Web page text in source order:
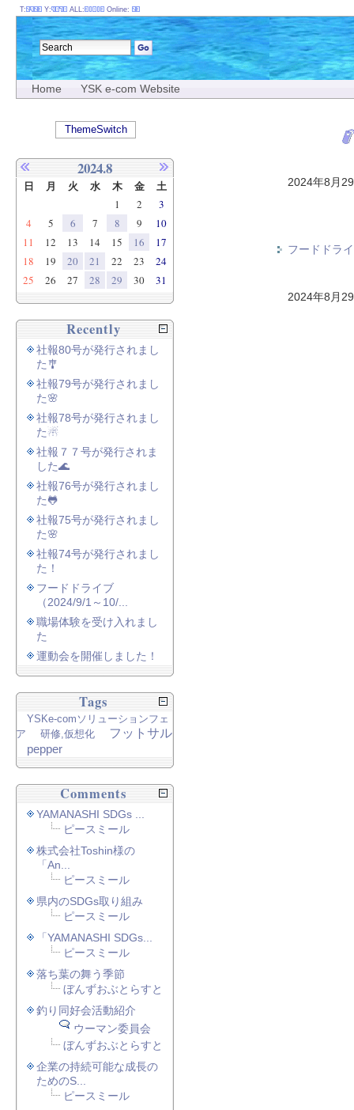
Home YSK e-com Website
2024年8月
フードドラ
2024年8月
T: Y: ALL: Online:
ThemeSwitch
2024.8
日 月 火 水 木 金 土
1 2
3
4
5 6 7 8 9
10
11
12 13 14 15 16
17
18
19 20 21 22 23
24
25
26 27 28 29 30 31
Recently
社報80号が発行されまし
た🎐
社報79号が発行されまし
た🌸
社報78号が発行されまし
た☃
社報７７号が発行されま
した🌊
社報76号が発行されまし
た🐸
社報75号が発行されまし
た🌸
社報74号が発行されまし
た！
フードドライブ
（2024/9/1～10/...
職場体験を受け入れまし
た
運動会を開催しました！
Tags
YSKe-comソリューションフェ
ア
研修,仮想化
フットサル
pepper
Comments
YAMANASHI SDGs ...
ピースミール
株式会社Toshin様の
「An...
ピースミール
県内のSDGs取り組み
ピースミール
「YAMANASHI SDGs...
ピースミール
落ち葉の舞う季節
ぼんずおぶとらすと
釣り同好会活動紹介
ウーマン委員会
ぼんずおぶとらすと
企業の持続可能な成長の
ためのS...
ピースミール